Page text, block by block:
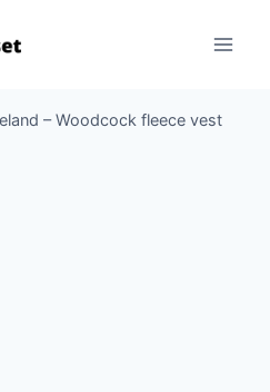
– Woodcock fleece vest